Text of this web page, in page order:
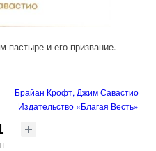
и его призвание.
Брайан Крофт, Джим Савастио
Издательство «Благая Весть»